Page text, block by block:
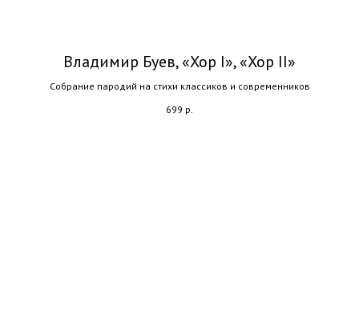
Владимир Буев, «Хор I», «Хор II»
Собрание пародий на стихи классиков и современников
699 р.